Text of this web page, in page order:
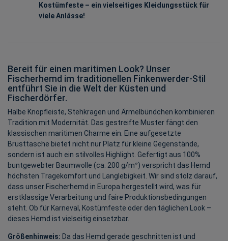
Kostümfeste – ein vielseitiges Kleidungsstück für
viele Anlässe!
Bereit für einen maritimen Look? Unser
Fischerhemd im traditionellen Finkenwerder-Stil
entführt Sie in die Welt der Küsten und
Fischerdörfer.
Halbe Knopfleiste, Stehkragen und Ärmelbündchen kombinieren
Tradition mit Modernität. Das gestreifte Muster fängt den
klassischen maritimen Charme ein. Eine aufgesetzte
Brusttasche bietet nicht nur Platz für kleine Gegenstände,
sondern ist auch ein stilvolles Highlight. Gefertigt aus 100%
buntgewebter Baumwolle (ca. 200 g/m²) verspricht das Hemd
höchsten Tragekomfort und Langlebigkeit. Wir sind stolz darauf,
dass unser Fischerhemd in Europa hergestellt wird, was für
erstklassige Verarbeitung und faire Produktionsbedingungen
steht. Ob für Karneval, Kostümfeste oder den täglichen Look –
dieses Hemd ist vielseitig einsetzbar.
Größenhinweis: Da das Hemd gerade geschnitten ist und